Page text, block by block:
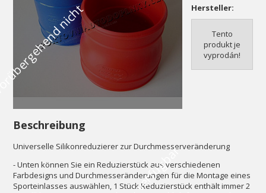
r
Hersteller:
Tento
produkt je
vyprodán!
Beschreibung
Universelle Silikonreduzierer zur Durchmesserveränderung
- Unten können Sie ein Reduzierstück aus verschiedenen
Farbdesigns und Durchmesseränderungen für die Montage eines
Sporteinlasses auswählen, 1 Stück Reduzierstück enthält immer 2